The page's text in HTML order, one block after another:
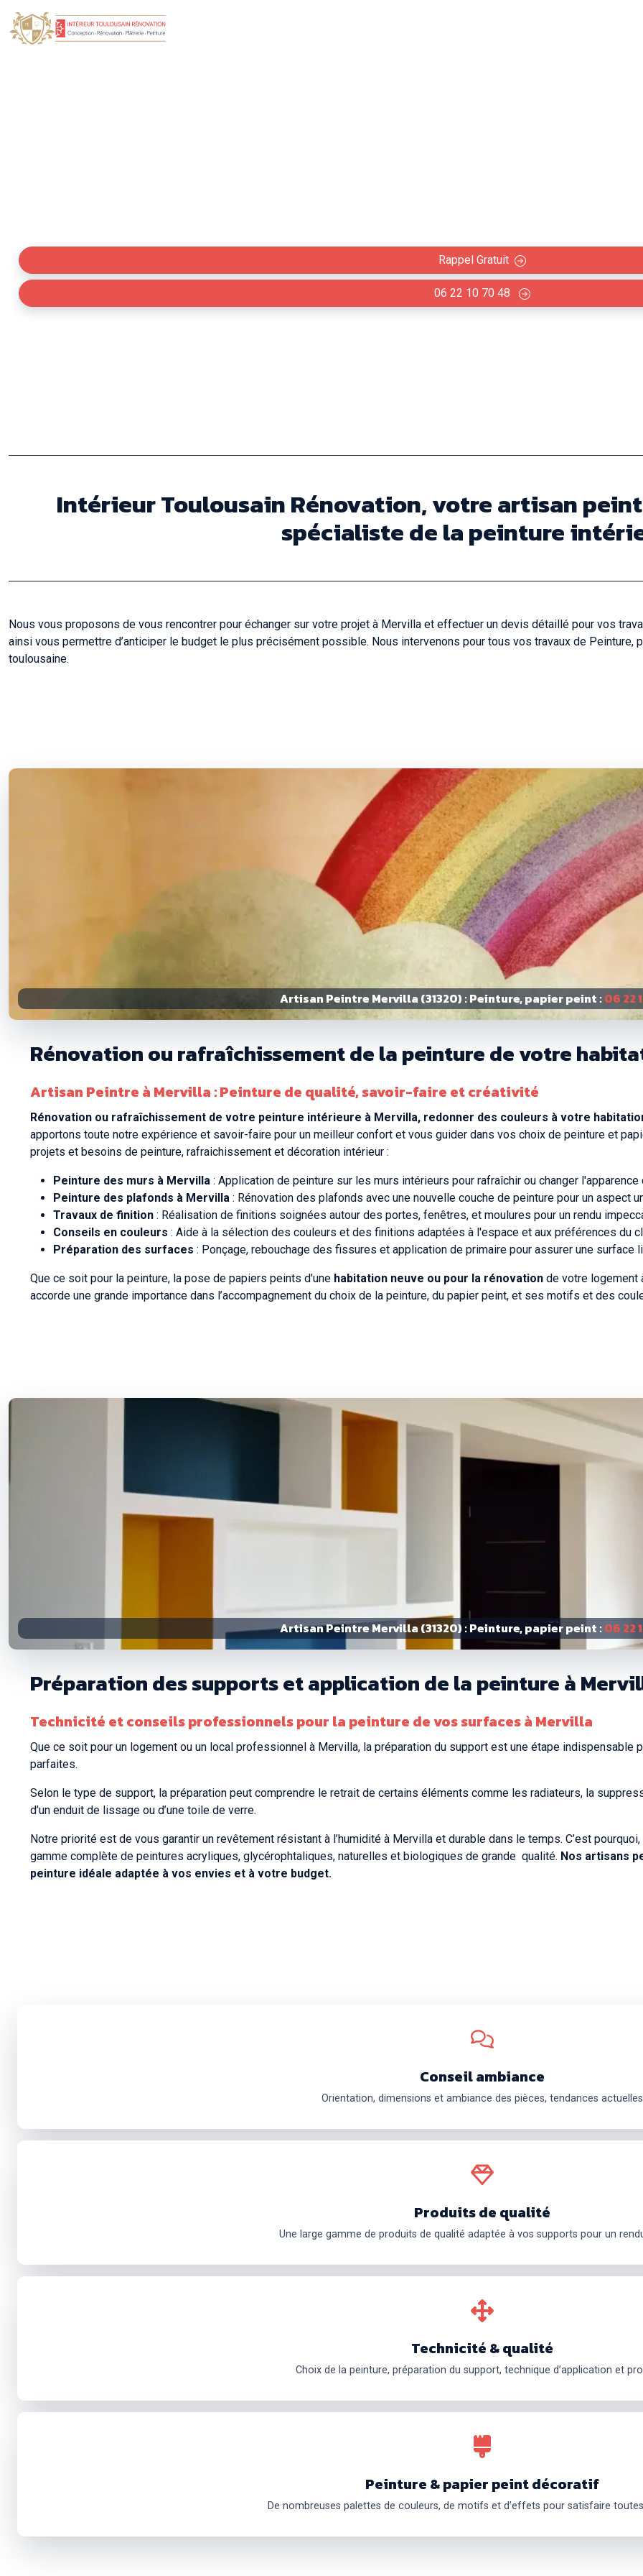
Rappel Gratuit
06 22 10 70 48
Intérieur Toulousain Rénovation, votre artisan
spécialiste de la peinture
Nous vous proposons de vous rencontrer pour échanger sur votre projet à Mervilla et effectuer un devis détaillé pour vos
ainsi vous permettre d’anticiper le budget le plus précisément possible. Nous intervenons pour tous vos travaux de Peinture,
toulousaine.
Artisan Peintre Mervilla (31320) : Peinture, papier peint :06 22
Rénovation ou rafraîchissement de la peinture de votre
Artisan Peintre à Mervilla : Peinture de qualité, savoir-faire et créativité
Rénovation ou rafraîchissement de votre peinture intérieure à Mervilla, redonner des couleurs à votre
apportons toute notre expérience et savoir-faire pour un meilleur confort et vous guider dans vos choix de peinture et
projets et besoins de peinture, rafraichissement et décoration intérieur :
Peinture des murs à Mervilla : Application de peinture sur les murs intérieurs pour rafraîchir ou changer l'apparence
Peinture des plafonds à Mervilla : Rénovation des plafonds avec une nouvelle couche de peinture pour un aspect
Travaux de finition : Réalisation de finitions soignées autour des portes, fenêtres, et moulures pour un rendu
Conseils en couleurs : Aide à la sélection des couleurs et des finitions adaptées à l'espace et aux préférences du
Préparation des surfaces : Ponçage, rebouchage des fissures et application de primaire pour assurer une surface
Que ce soit pour la peinture, la pose de papiers peints d'une habitation neuve ou pour la rénovation de votre logement
accorde une grande importance dans l’accompagnement du choix de la peinture, du papier peint, et ses motifs et des
Artisan Peintre Mervilla (31320) : Peinture, papier peint :06 22
Préparation des supports et application de la peinture à
Technicité et conseils professionnels pour la peinture de vos surfaces à Mervilla
Que ce soit pour un logement ou un local professionnel à Mervilla, la préparation du support est une étape
parfaites.
Selon le type de support, la préparation peut comprendre le retrait de certains éléments comme les radiateurs, la
d’un enduit de lissage ou d’une toile de verre.
Notre priorité est de vous garantir un revêtement résistant à l’humidité à Mervilla et durable dans le temps. C’est
gamme complète de peintures acryliques, glycérophtaliques, naturelles et biologiques de grande qualité. Nos artisans
peinture idéale adaptée à vos envies et à votre budget.
Conseil ambiance
Orientation, dimensions et ambiance des pièces, tendances actuelles
Produits de qualité
Une large gamme de produits de qualité adaptée à vos supports pour un
Technicité & qualité
Choix de la peinture, préparation du support, technique d’application et
Peinture & papier peint décoratif
De nombreuses palettes de couleurs, de motifs et d’effets pour satisfaire